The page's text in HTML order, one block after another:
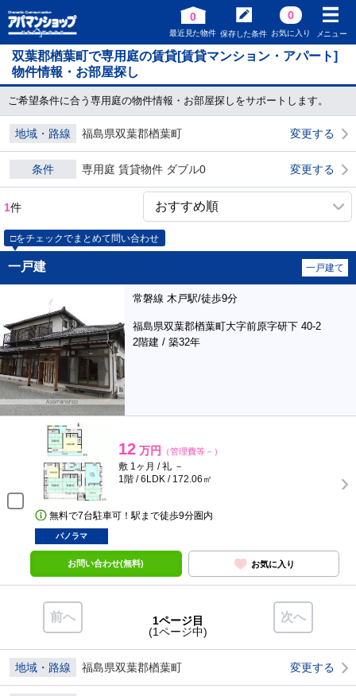
0
最近見た物件 保存した条件
0
お気に入り メニュー
双葉郡楢葉町で専用庭の賃貸[賃貸マンション・アパート]
物件情報・お部屋探し
ご希望条件に合う専用庭の物件情報・お部屋探しをサポートします。
地域・路線 福島県双葉郡楢葉町 変更する
条件 専用庭 賃貸物件 ダブル0 変更する
1件
□をチェックでまとめて問い合わせ
一戸建 一戸建て
常磐線 木戸駅/徒歩9分
福島県双葉郡楢葉町大字前原字研下 40-2
2階建 / 築32年
12 万円 （管理費等－）
敷 1ヶ月 / 礼 －
1階 / 6LDK / 172.06㎡
無料で7台駐車可！駅まで徒歩9分圏内
パノラマ
お問い合わせ(無料) お気に入り
前へ 次へ
1ページ目
(1ページ中)
地域・路線 福島県双葉郡楢葉町 変更する